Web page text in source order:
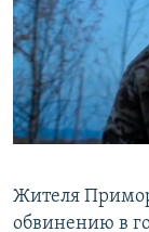
РАСПИСАНИЕ
СОЦИАЛЬНЫЕ СЕТИ
Жителя
обвинению в